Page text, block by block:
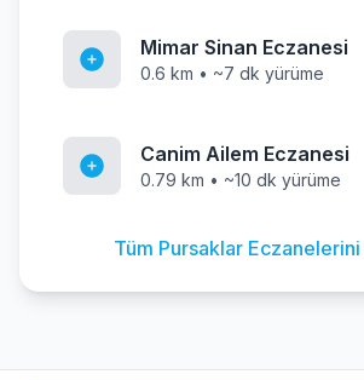
Mimar Sinan Eczanesi
0.6 km • ~7 dk yürüme
Canim Ailem Eczanesi
0.79 km • ~10 dk yürüme
Tüm Pursaklar